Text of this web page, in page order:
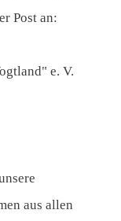
Post an:
e. V.
aus allen